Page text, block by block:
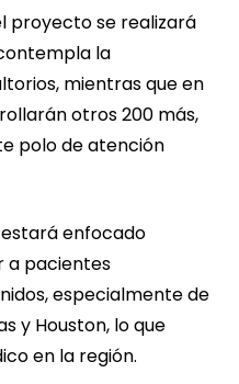
proyecto se realizará
la
mientras que en
otros 200 más,
polo de atención
enfocado
a pacientes
especialmente de
y Houston, lo que
en la región.